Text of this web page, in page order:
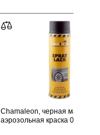
Chamaleon, черная матовая
аэрозольная краска 0,5л